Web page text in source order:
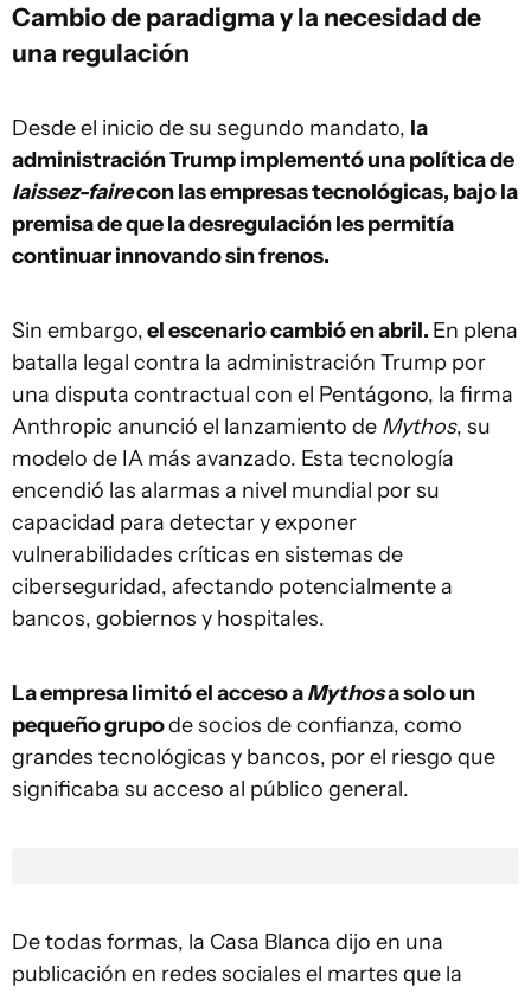
Cambio de paradigma y la necesidad de
una regulación
Desde el inicio de su segundo mandato, la
administración Trump implementó una política de
laissez-fairecon las empresas tecnológicas, bajo la
premisa de que la desregulación les permitía
continuar innovando sin frenos.
Sin embargo,el escenario cambió en abril. En plena
batalla legal contra la administración Trump por
una disputa contractual con el Pentágono, la firma
Anthropic anunció el lanzamiento de Mythos, su
modelo de IA más avanzado. Esta tecnología
encendió las alarmas a nivel mundial por su
capacidad para detectar y exponer
vulnerabilidades críticas en sistemas de
ciberseguridad, afectando potencialmente a
bancos, gobiernos y hospitales.
La empresa limitó el acceso aMythosa solo un
pequeño grupode socios de confianza, como
grandes tecnológicas y bancos, por el riesgo que
significaba su acceso al público general.
De todas formas, la Casa Blanca dijo en una
publicación en redes sociales el martes que la